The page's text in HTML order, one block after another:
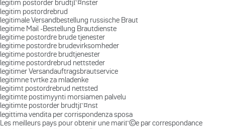
legitim postorder brudtjГ¤nster
legitim postordrebrud
legitimale Versandbestellung russische Braut
legitime Mail -Bestellung Brautdienste
legitime postordre brude tjenester
legitime postordre brudevirksomheder
legitime postordre brudtjenester
legitime postordrebrud nettsteder
legitimer Versandauftragsbrautservice
legitimne tvrtke za mladenke
legitimt postordrebrud nettsted
legitimte postimyynti morsiamen palvelu
legitimte postorder brudtjГ¤nst
legittima vendita per corrispondenza sposa
Les meilleurs pays pour obtenir une mariГ©e par correspondance